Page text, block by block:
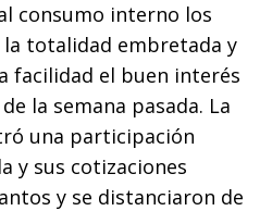
consumo interno los
totalidad embretada y
facilidad el buen interés
la semana pasada. La
una participación
y sus cotizaciones
y se distanciaron de